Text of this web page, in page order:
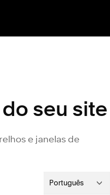
seu site
e janelas de
Português